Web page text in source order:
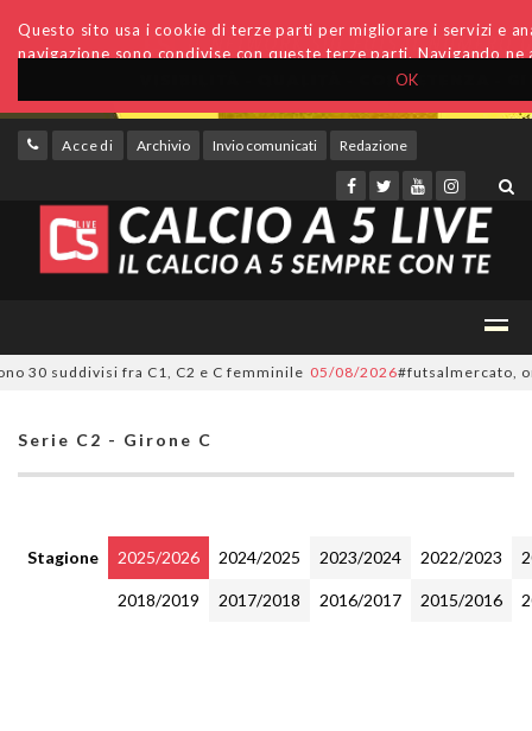
OK
Questo sito usa i cookie di terze parti per migliorare i servizi e
navigazione sono condivise con queste terze parti. Navigando
Accedi Archivio Invio comunicati Redazione
suddivisi fra C1, C2 e C femminile 05/08/2026#futsalmercato, ora è
Serie C2 - Girone C
Stagione 2025/2026 2024/2025 2023/2024 2022/2023
2018/2019 2017/2018 2016/2017 2015/2016